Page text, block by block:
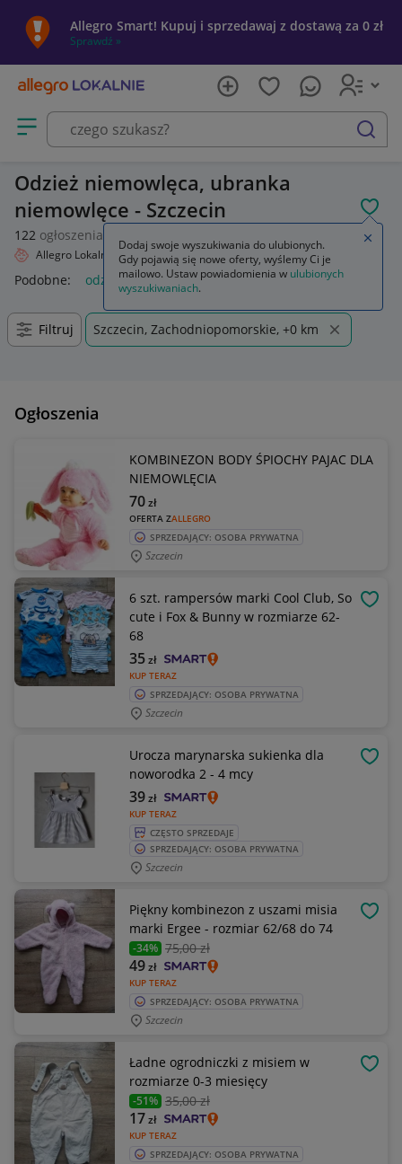
Allegro Smart! Kupuj i sprzedawaj z dostawą za 0 zł
Sprawdź »
Otwórz menu z kategoriami
szukaj
Odzież niemowlęca, ubranka
niemowlęce - Szczecin
122 ogłoszenia
Allegro Lokalnie Dziecko Odzież Odzież niemowlęca
Podobne: odzież niemowlęca odzież niemowlęca eevi
Filtruj Szczecin, Zachodniopomorskie, +0 km
Ogłoszenia
KOMBINEZON BODY ŚPIOCHY PAJAC DLA
NIEMOWLĘCIA
OFERTA ZALLEGRO
70zł
SPRZEDAJĄCY: OSOBA PRYWATNA
Szczecin
6 szt. rampersów marki Cool Club, So
cute i Fox & Bunny w rozmiarze 62-
68
KUP TERAZ
35zł
SPRZEDAJĄCY: OSOBA PRYWATNA
Szczecin
Urocza marynarska sukienka dla
noworodka 2 - 4 mcy
KUP TERAZ
39zł
CZĘSTO SPRZEDAJE
SPRZEDAJĄCY: OSOBA PRYWATNA
Szczecin
Piękny kombinezon z uszami misia
marki Ergee - rozmiar 62/68 do 74
-34% 75,00 zł
KUP TERAZ
49zł
SPRZEDAJĄCY: OSOBA PRYWATNA
Szczecin
Ładne ogrodniczki z misiem w
rozmiarze 0-3 miesięcy
-51% 35,00 zł
KUP TERAZ
17zł
SPRZEDAJĄCY: OSOBA PRYWATNA
Dodaj swoje wyszukiwania do ulubionych.
Gdy pojawią się nowe oferty, wyślemy Ci je
mailowo. Ustaw powiadomienia w ulubionych
wyszukiwaniach.